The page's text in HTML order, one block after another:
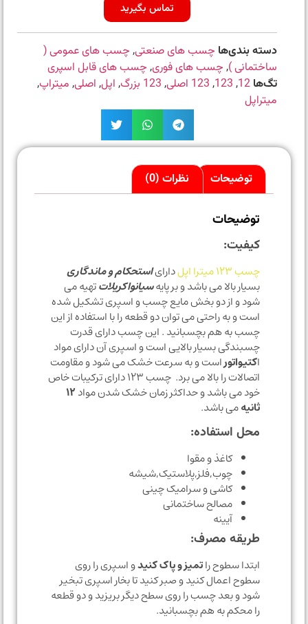
تماس بگیرید
دسته بندی‌هاچسب های صنعتی,چسب های عمومی (
ساختمانی ),چسب های فوری,چسب های قابل اسپری
12
,
123
, 123 اصلی ,123 بزرگ , اپل,اصلی ,میتراپ,
میتراپل
توضیحات نظرات (0)
توضیحات
کیفیت:
چسب ۱۲۳ میترا اپل دارایاستحکام و ماندگاری
بسیار بالا می باشد و بر پایهسیانواکریلاتتهیه می
شود و از دو بخش مایع چسب و اسپری تشکیل شده
است و به راحتی می توان دو قطعه را با استفاده از این
چسب به هم بچسبانید . این چسب دارای قدرت
چسبندگی بسیار بالایی است و اسپری آن دارای مواد
کتیواتوراست و به سرعت خشک می شود و مقاومت
اتصالات را بالا می برد. چسب ۱۲۳ دارای ترکیبات خاص
خود می باشد و حداکثر زمان خشک شدن مواد۱۲
می باشد.
محل استفاده:
کاغذ و مقوا
چوب,فلز,پلاستیک,شیشه
کاشی و سرامیک چینی
مصالح ساختمانی
آیینه
طریقه مصرف:
ابتدا سطوح راتمیز و پاک کنیدو اسپری را روی
سطوح اعمال کنید و صبر کنید تا بخار اسپری تبخیر
شود و بعد چسب را روی سطح دیگر بریزید و دو قطعه
را محکم به هم بچسبانید.